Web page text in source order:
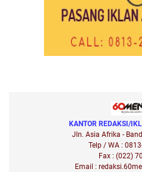
KANTOR REDAKSI/
Jln. Asia Afrika -
Telp / WA :
Fax : (022)
Email :